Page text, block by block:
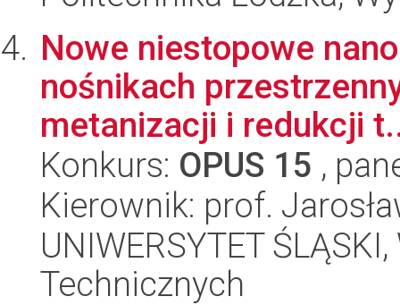
Nowe niestopowe
nośnikach
metanizacji i redukcji
Konkurs: OPUS 15 ,
Kierownik: prof.
UNIWERSYTET
Technicznych